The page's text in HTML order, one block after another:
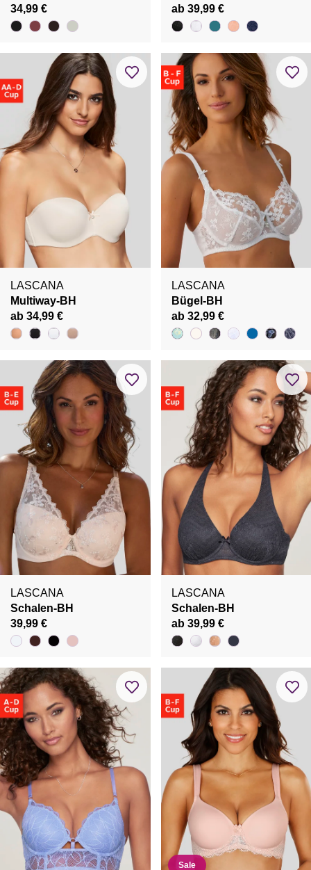
34,99 €
ab 39,99 €
LASCANA
Multiway-BH
ab 34,99 €
LASCANA
Bügel-BH
ab 32,99 €
LASCANA
Schalen-BH
39,99 €
LASCANA
Schalen-BH
ab 39,99 €
Sale